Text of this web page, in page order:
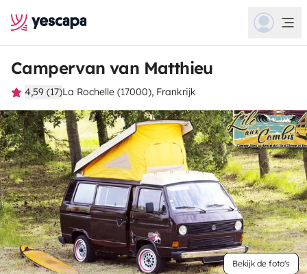
Campervan van Matthieu
4,59 (17)La Rochelle (17000), Frankrijk
Bekijk de foto's